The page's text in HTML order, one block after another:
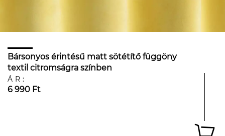
Bársonyos érintésű matt sötétítő függöny
textil citromságra színben
ÁR:
6 990 Ft